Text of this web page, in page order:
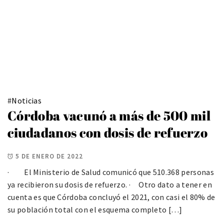
#Noticias
Córdoba vacunó a más de 500 mil
ciudadanos con dosis de refuerzo
5 DE ENERO DE 2022
· El Ministerio de Salud comunicó que 510.368 personas
ya recibieron su dosis de refuerzo. · Otro dato a tener en
cuenta es que Córdoba concluyó el 2021, con casi el 80% de
su población total con el esquema completo […]